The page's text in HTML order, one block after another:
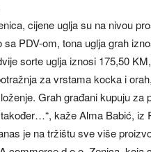
cijene uglja su na nivou
sa PDV-om, tona uglja grah
sorte uglja iznosi 175,50
za vrstama kocka i
Grah građani kupuju
kaže Alma Babić, iz
je na tržištu sve više